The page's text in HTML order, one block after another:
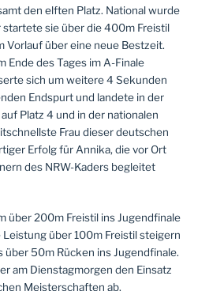
den elften Platz. National wurde
startete sie über die 400m Freistil
Vorlauf über eine neue Bestzeit.
Ende des Tages im A-Finale
sich um weitere 4 Sekunden
Endspurt und landete in der
Platz 4 und in der nationalen
Frau dieser deutschen
Erfolg für Annika, die vor Ort
des NRW-Kaders begleitet
über 200m Freistil ins Jugendfinale
über 100m Freistil steigern
über 50m Rücken ins Jugendfinale.
am Dienstagmorgen den Einsatz
Meisterschaften ab.